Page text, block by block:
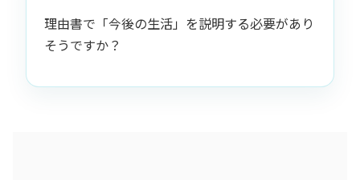
理由書で「今後の生活」を説明する必要があり
そうですか？